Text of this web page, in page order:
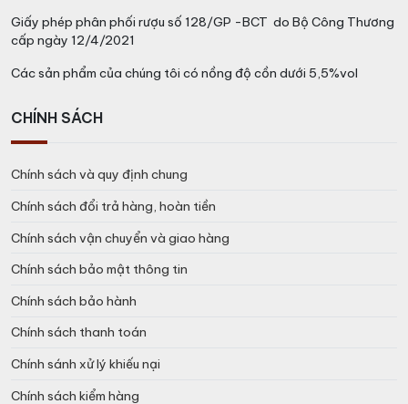
phép bạn tận hưởng hương vị độc đáo và đa dạng của
vodka này trong mọi buổi tiệc và sự kiện.
Với chất lượng cao và sự đa dụng, Rượu Smirnoff
những người yêu thích vodka trên toàn thế giới.
Giá Rượu Smirnoff Vodka Red bao
Nhiêu?
chính hãng dao động từ 300.000đ – 400.000đ tùy từng thời
điểm và tình hình thị trường.
tất cả đều có nguồn gốc xuất xứ rõ ràng từ các nhà phân phối
chính thức của hãng. Giá thành sản phẩm ở hệ thống cửa hàng
chúng tôi luôn ở mức tốt so với thị trường để khách hàng có
thể mua được sản phẩm tốt với giá hợp lý nhất.
Giấy phép phân phối rượu số 128/GP -BCT do Bộ Công Thương
cấp ngày 12/4/2021
Các sản phẩm của chúng tôi có nồng độ cồn dưới 5,5%vol
CHÍNH SÁCH
Chính sách và quy định chung
Chính sách đổi trả hàng, hoàn tiền
Chính sách vận chuyển và giao hàng
Chính sách bảo mật thông tin
Chính sách bảo hành
Chính sách thanh toán
Chính sánh xử lý khiếu nại
Chính sách kiểm hàng